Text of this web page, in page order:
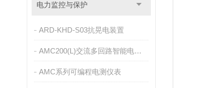
电力监控与保护
ARD-KHD-S03抗晃电装置
AMC200(L)交流多回路智能电量采集监控装置
AMC系列可编程电测仪表